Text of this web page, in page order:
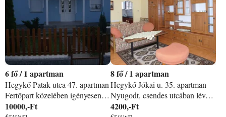
6 /1 apartman
Hegykő Patak utca 47. apartman
Fertőpart közelében igényesen berendezett családi ház nyaralásra kiadó. Családok, baráti társaságok részére. Számlaképes Német nyelvű érdeklődők jelentkezését is tudjuk fogadni.
10000,-Ft
8 /1 apartman
Hegykő Jókai u. 35. apartman
Nyugodt, csendes utcában lévő apartmanunkban várjuk a pihenni vágyókat.
4200,-Ft